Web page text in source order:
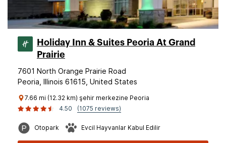
Holiday Inn & Suites Peoria At Grand
Prairie
7601 North Orange Prairie Road
Peoria, Illinois 61615, United States
7.66 mi (12.32 km) şehir merkezine Peoria
4.50
(1075 reviews)
Otopark Evcil Hayvanlar Kabul Edilir